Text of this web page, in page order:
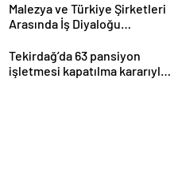
Malezya ve Türkiye Şirketleri
Arasında İş Diyaloğu
Tekirdağ’da 63 pansiyon
işletmesi kapatılma kararıyla